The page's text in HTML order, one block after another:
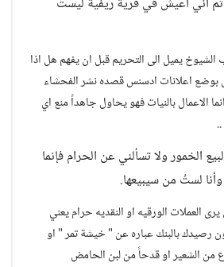
يميل الى التحريم قبل ان يفهم هل اذا
اعلانات ادسنس قصده نشر الفحشاء
الاعمال بالنيات فهو يحاول جاهداً منع اي
الخمور ولا تسألني عن الحرام فإنما
وأنا لستُ من سيبيعها.
العملات الورقيه او النقديه حرام يعني
رصيدك بالبنك عباره عن " خيشة تمر " او
من الشعير او قدحاً من لبن الحامض